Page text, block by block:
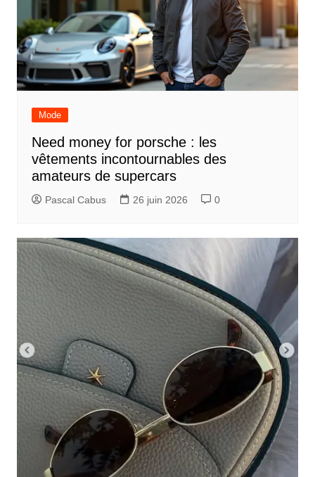
t
i
o
n
t
c
Mode
Need money for porsche : les
vêtements incontournables des
amateurs de supercars
Pascal Cabus 26 juin 2026 0